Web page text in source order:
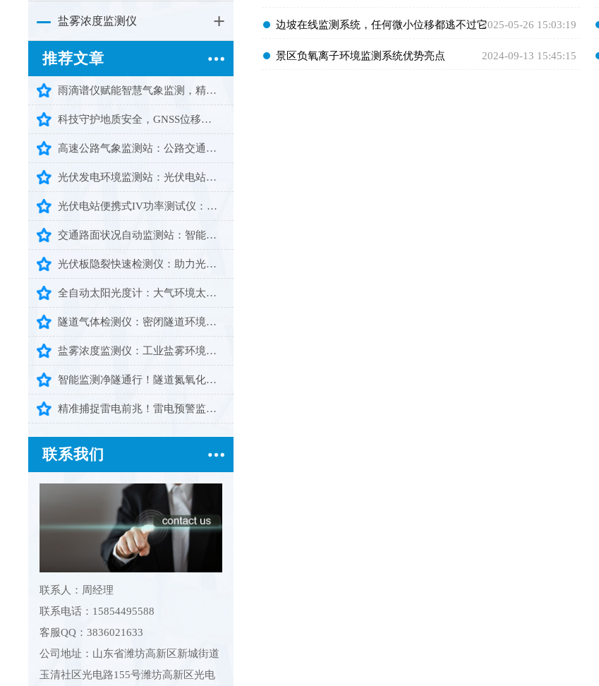
盐雾浓度监测仪
推荐文章
雨滴谱仪赋能智慧气象监测，精准细化降雨数据助力防灾减灾
科技守护地质安全，GNSS位移监测系统提前预警灾害风险
高速公路气象监测站：公路交通安全智能气象预警设备
光伏发电环境监测站：光伏电站运维智能化气象监测设备
光伏电站便携式IV功率测试仪：便携智测赋能光伏高效运维
交通路面状况自动监测站：智能监测守护道路通行安全畅通
光伏板隐裂快速检测仪：助力光伏组件隐形缺陷高效排查
全自动太阳光度计：大气环境太阳辐射专业智能监测设备
隧道气体检测仪：密闭隧道环境全天候安全防护智能监测设备
盐雾浓度监测仪：工业盐雾环境精准检测的智能设备
智能监测净隧通行！隧道氮氧化物检测仪守护隧道空气安全
精准捕捉雷电前兆！雷电预警监控系统筑牢户外场景雷电安全防护屏障
联系我们
联系人：周经理
联系电话：15854495588
客服QQ：3836021633
公司地址：山东省潍坊高新区新城街道
玉清社区光电路155号潍坊高新区光电
2025-05-26 15:03:19
​边坡在线监测系统，任何微小位移都逃不过它
2024-09-13 15:45:15
​景区负氧离子环境监测系统优势亮点